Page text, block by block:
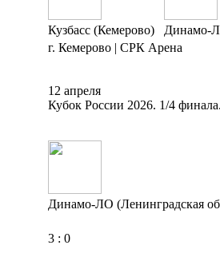
Кузбасс (Кемерово)
Динамо-
г. Кемерово | СРК Арена
12 апреля
Кубок России 2026. 1/4
Динамо-ЛО (Ленинградская
3 : 0